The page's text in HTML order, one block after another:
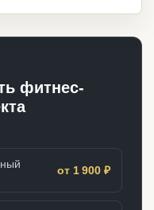
фитнес-
от 1 900 ₽